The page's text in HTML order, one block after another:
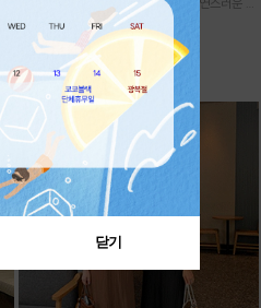
형 커버 허리 전체 밴딩으로 편안한 착용감
29,000
닫기